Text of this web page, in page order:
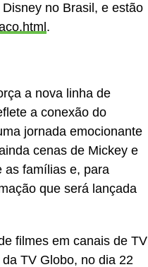
no Brasil, e estão
.
a nova linha de
a conexão do
jornada emocionante
cenas de Mickey e
as famílias e, para
que será lançada
filmes em canais de TV
TV Globo, no dia 22